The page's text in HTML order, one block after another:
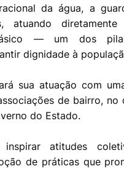
da água, a
— um dos
dignidade à
sua atuação com
de bairro,
do Estado.
atitudes
de práticas que